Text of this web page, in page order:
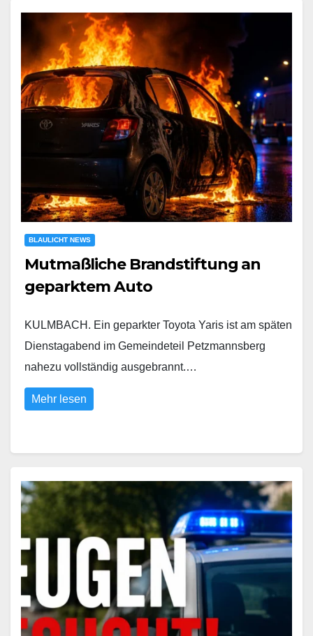
BLAULICHT NEWS
Mutmaßliche Brandstiftung an
geparktem Auto
KULMBACH. Ein geparkter Toyota Yaris ist am späten
Dienstagabend im Gemeindeteil Petzmannsberg
nahezu vollständig ausgebrannt.…
Mehr lesen